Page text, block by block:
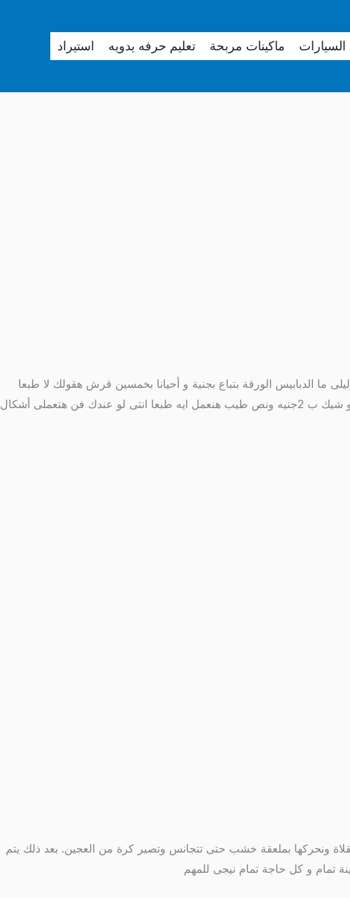
ماكينات مربحة تعليم حرفه يدويه استيراد
الدبابيس الورقة بتباع بجنية و أحيانا بخمسين قرش هقولك لا طبعا
الكلام ده فى الدبابيس العادية البلاستيك لكن الموضوع بتاعنا عن الدبابيس المنقوشة بعجينة السيراميك الى ب جنيه ونص و أحيانا لو شيك ب 2جنيه ونص طيب هنعمل ايه طبعا انتى لو عندك فن هتعملى أشكال
ونحركها بملعقة خشب حتى تتجانس وتصير كرة من العجين. بعد ذلك يتم